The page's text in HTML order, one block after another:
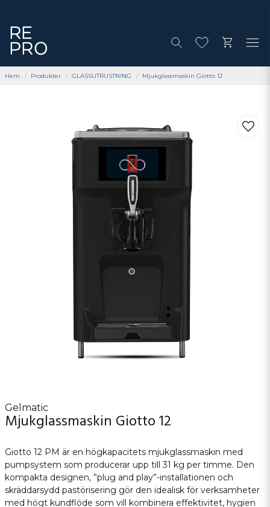
Hem Produkter GLASSUTRUSTNING Mjukglassmaskin Giotto 12
Gelmatic
Mjukglassmaskin Giotto 12
Giotto 12 PM är en högkapacitets mjukglassmaskin med
pumpsystem som producerar upp till 31 kg per timme. Den
kompakta designen, ”plug and play”-installationen och
skräddarsydd pastörisering gör den idealisk för verksamheter
med högt kundflöde som vill kombinera effektivitet, hygien